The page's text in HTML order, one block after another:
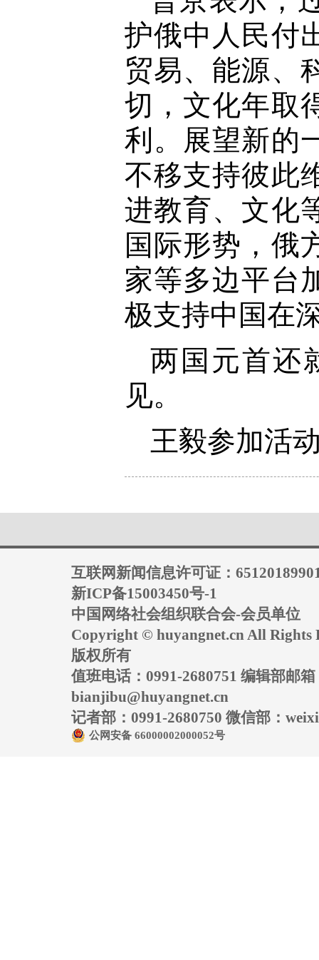
护俄中人民付
贸易、能源、
切，文化年取
利。展望新的
不移支持彼此
进教育、文化
国际形势，俄
家等多边平台
极支持中国在
两国元首还
见。
王毅参加活
互联网新闻信息许可证：
新ICP备15003450号-1
中国网络社会组织联合会-会员单位
Copyright © huyangnet.cn All Rights
版权所有
值班电话：0991-2680751 编辑部邮箱
bianjibu@huyangnet.cn
记者部：0991-2680750 微信部：
公网安备 66000002000052号